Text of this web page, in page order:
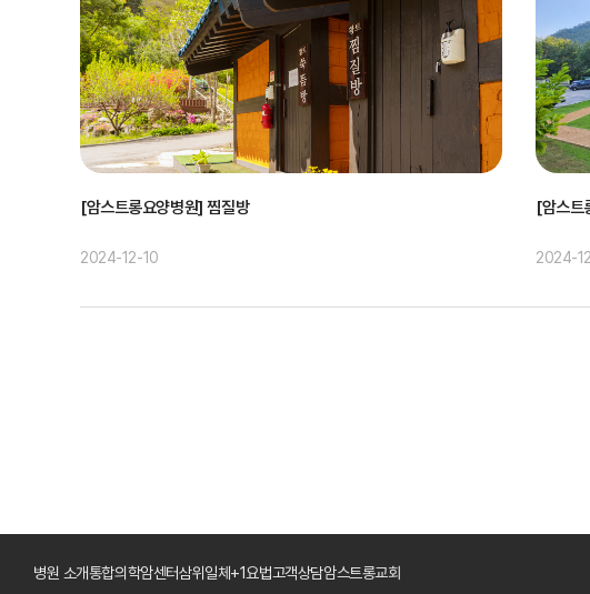
[암스트롱요양병원] 찜질방
2024-12-10
[암스트
2024-
병원 소개통합의학암센터삼위일체+1요법고객상담암스트롱교회